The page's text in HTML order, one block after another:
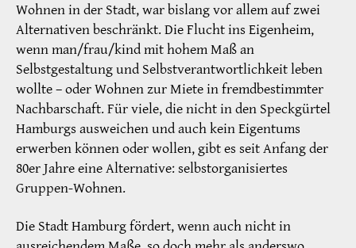
Wohnen in der Stadt, war bislang vor allem auf zwei
Alternativen beschränkt. Die Flucht ins Eigenheim,
wenn man/frau/kind mit hohem Maß an
Selbstgestaltung und Selbstverantwortlichkeit leben
wollte – oder Wohnen zur Miete in fremdbestimmter
Nachbarschaft. Für viele, die nicht in den Speckgürtel
Hamburgs ausweichen und auch kein Eigentums
erwerben können oder wollen, gibt es seit Anfang der
80er Jahre eine Alternative: selbstorganisiertes
Gruppen-Wohnen.
Die Stadt Hamburg fördert, wenn auch nicht in